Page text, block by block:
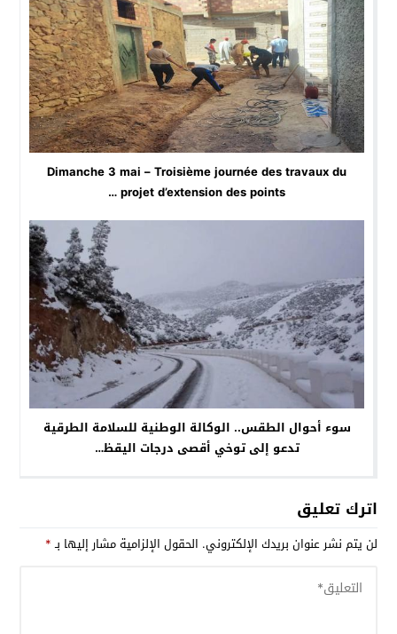
Dimanche 3 mai – Troisième journée des travaux du
projet d’extension des points …
سوء أحوال الطقس.. الوكالة الوطنية للسلامة الطرقية
تدعو إلى توخي أقصى درجات اليقظ…
اترك تعليق
لن يتم نشر عنوان بريدك الإلكتروني. الحقول الإلزامية مشار إليها بـ*